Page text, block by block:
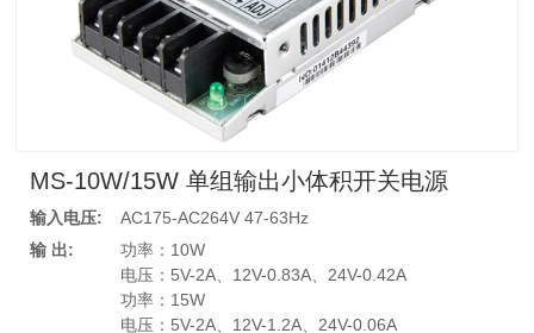
MS-10W/15W 单组输出小体积开关电源
输入电压:
AC175-AC264V 47-63Hz
输 出:
功率：10W
电压：5V-2A、12V-0.83A、24V-0.42A
功率：15W
电压：5V-2A、12V-1.2A、24V-0.06A